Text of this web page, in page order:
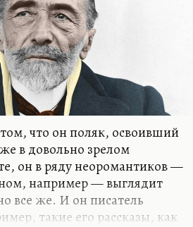
что он поляк, освоивший
в довольно зрелом
он в ряду неоромантиков —
например — выглядит
все же. И он писатель
такие его рассказы, как